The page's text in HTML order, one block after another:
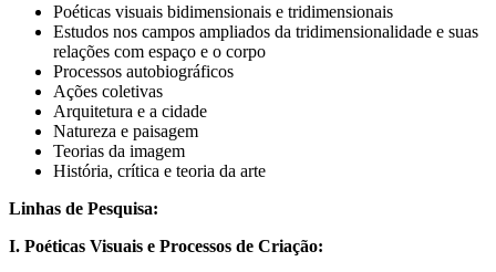
Poéticas visuais bidimensionais e tridimensionais
Estudos nos campos ampliados da tridimensionalidade e suas
relações com espaço e o corpo
Processos autobiográficos
Ações coletivas
Arquitetura e a cidade
Natureza e paisagem
Teorias da imagem
História, crítica e teoria da arte
Linhas de Pesquisa:
I. Poéticas Visuais e Processos de Criação: